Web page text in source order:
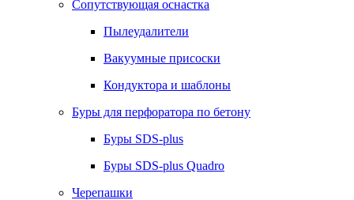
Сопутствующая оснастка
Пылеудалители
Вакуумные присоски
Кондуктора и шаблоны
Буры для перфоратора по бетону
Буры SDS-plus
Буры SDS-plus Quadro
Черепашки